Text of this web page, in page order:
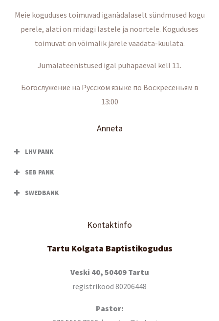
Meie koguduses toimuvad iganädalaselt sündmused kogu
perele, alati on midagi lastele ja noortele. Koguduses
toimuvat on võimalik järele vaadata-kuulata.
Jumalateenistused igal pühapäeval kell 11.
Богослужение на Русском языке по Воскресеньям в
13:00
Anneta
LHV PANK
SEB PANK
SWEDBANK
Kontaktinfo
Tartu Kolgata Baptistikogudus
Veski 40, 50409 Tartu
registrikood 80206448
Pastor: